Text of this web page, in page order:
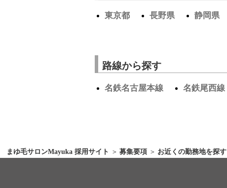
東京都 長野県 静岡県
路線から探す
名鉄名古屋本線 名鉄尾西線
まゆ毛サロンMayuka 採用サイト 募集要項 お近くの勤務地を探す